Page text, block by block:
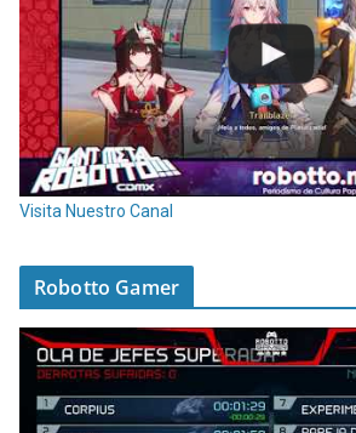
Visita Nuestro Canal
Robotto Gamer